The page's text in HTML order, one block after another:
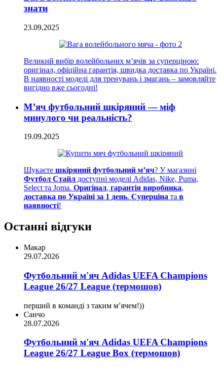
знати
23.09.2025
Великий вибір волейбольних м’ячів за суперціною:
оригінал, офіційна гарантія, швидка доставка по Україні.
В наявності моделі для тренувань і змагань – замовляйте
вигідно вже сьогодні!
М’яч футбольний шкіряний — міф
минулого чи реальність?
19.09.2025
Шукаєте шкіряний футбольний м’яч? У магазині
Футбол Стайл доступні моделі Adidas, Nike, Puma,
Select та Joma. Оригінал, гарантія виробника,
доставка по Україні за 1 день. Суперціна та в
наявності!
Останні відгуки
Макар
29.07.2026
Футбольний м'яч Adidas UEFA Champions
League 26/27 League (термошов)
перший в команді з таким мʼячем!))
Санчо
28.07.2026
Футбольний м'яч Adidas UEFA Champions
League 26/27 League Box (термошов)